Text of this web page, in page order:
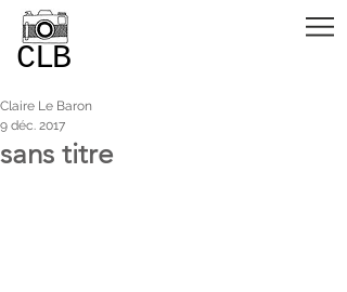
CLB
sans titre
Claire Le Baron
9 déc. 2017